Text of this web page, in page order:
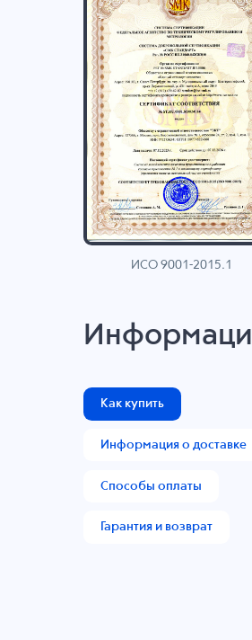
ИСО 9001-2015.1
Как купить
Информация о доставке
Способы оплаты
Гарантия и возврат